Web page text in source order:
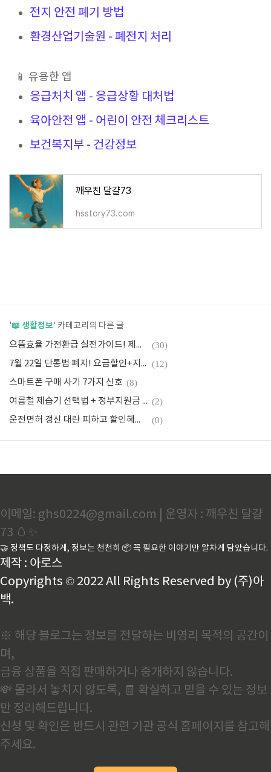
전지 안전 폐기 방법
환경산업기술원 - 폐전지 처리
📱 유용한 앱
응급처치 앱 - 응급상황 대처법
육아안전 앱 - 어린이 안전 체크리스트
보건복지부 - 건강정보
깨우친 달걀73
hsstory73.com
'📖 생활정보' 카테고리의 다른 글
으뜸효율 가전환급 실전가이드! 제습기도 30만원 환급 (30)
7월 22일 단통법 폐지! 요금할인+지원금 동시 받는 법 (12)
스마트폰 구매 사기 7가지 신호 (8)
여름철 제습기 선택법 + 정부지원금 최대 30만원 (2)
운전면허 갱신 대란 피하고 할인혜택까지 (0)
이메일: ghs0224@gmail.com | 운영자 : 깨우친 달걀
73 🥚✨
🤝 정책도 다정하게, 정보는 천천히 📦 꼭 필요한 이야기만 알차게 담았습니다.
제작 : 아로스
Copyrights © 2022 All Rights Reserved by (주)아
백.
※ 해당 블로그는 정보를 전달하는 비영리 목적의 공간이
며,
금융 상품을 직접 판매하거나 중개하지 않습니다.
💸 몰라서 놓치지 않도록, 🧾 확실하고 믿을 수 있는 정보
만 정리해드립니다.
신청 및 확인은 반드시 관련 기관 공식 홈페이지를 참고해
주세요.